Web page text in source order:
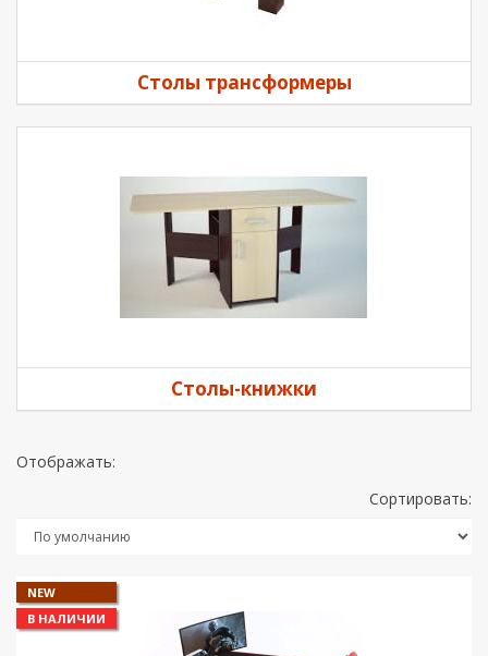
Столы трансформеры
Столы-книжки
Отображать:
Сортировать:
NEW
В НАЛИЧИИ